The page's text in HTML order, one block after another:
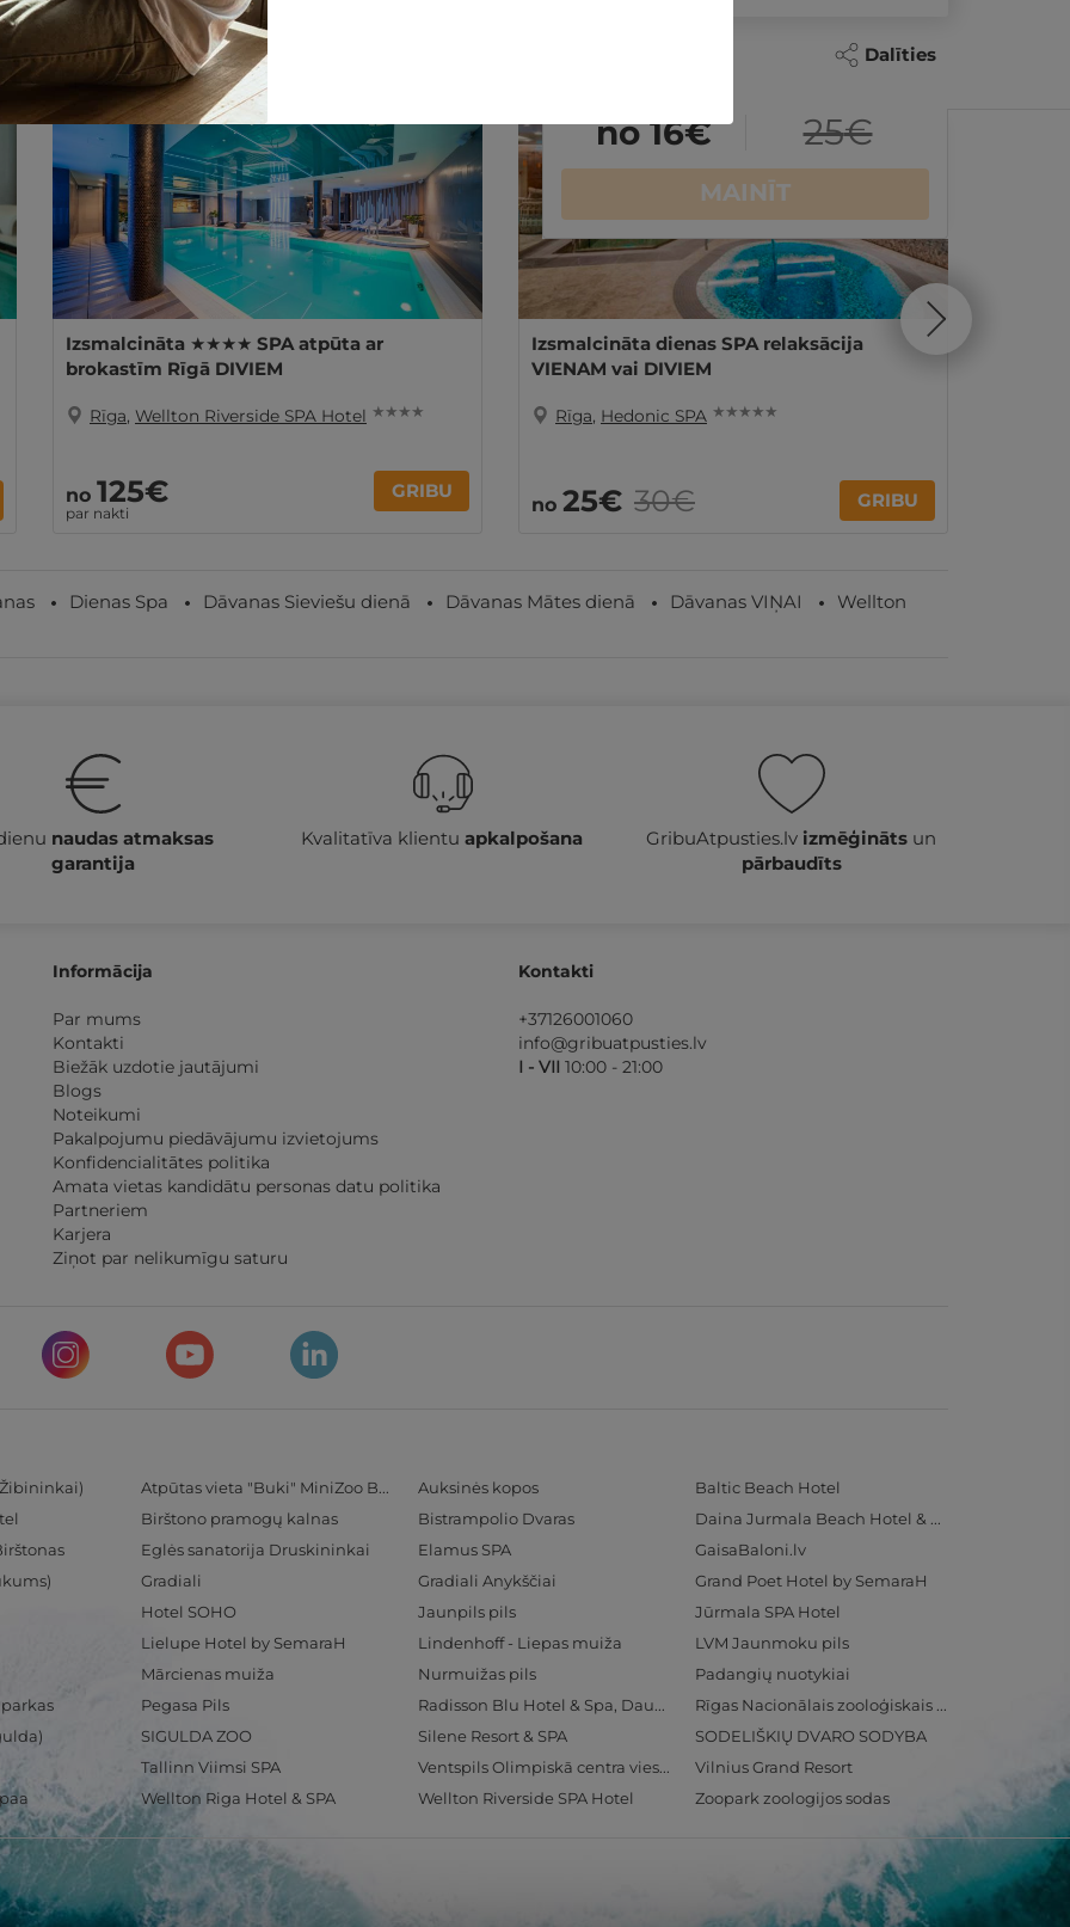
Noteikumi Dalīties
no 16€ 25€
MAINĪT
REZERVĀCIJAinternetā
Izsmalcināta ★★★★ SPA atpūta ar
brokastīm Rīgā DIVIEM
Rīga, Wellton Riverside SPA Hotel ★ ★ ★ ★
no 125€
par nakti
GRIBU
Izsmalcināta dienas SPA relaksācija
VIENAM vai DIVIEM
Rīga, Hedonic SPA ★ ★ ★ ★ ★
no 25€ 30€ GRIBU
Dienas Spa Dāvanas Sieviešu dienā Dāvanas Mātes dienā Dāvanas VIŅAI
Wellton
naudas atmaksas
garantija
Kvalitatīva klientuapkalpošana GribuAtpusties.lv izmēģināts un
pārbaudīts
Informācija
Par mums
Kontakti
Biežāk uzdotie jautājumi
Blogs
Noteikumi
Pakalpojumu piedāvājumu izvietojums
Konfidencialitātes politika
Amata vietas kandidātu personas datu politika
Partneriem
Karjera
Ziņot par nelikumīgu saturu
Kontakti
+37126001060
info@gribuatpusties.lv
I - VII 10:00 - 21:00
Atpūtas vieta "Buki" MiniZoo BUKS Auksinės kopos
Baltic Beach Hotel
Birštono pramogų kalnas Bistrampolio Dvaras
Daina Jurmala Beach Hotel & SPA
Eglės sanatorija Druskininkai Elamus SPA
GaisaBaloni.lv
Gradiali Gradiali Anykščiai
Grand Poet Hotel by SemaraH
Hotel SOHO Jaunpils pils
Jūrmala SPA Hotel
Lielupe Hotel by SemaraH Lindenhoff - Liepas muiža
LVM Jaunmoku pils
Mārcienas muiža Nurmuižas pils
Padangių nuotykiai
Pegasa Pils Radisson Blu Hotel & Spa, Daugava Riga
Rīgas Nacionālais zooloģiskais dārzs
SIGULDA ZOO Silene Resort & SPA
SODELIŠKIŲ DVARO SODYBA
Tallinn Viimsi SPA Ventspils Olimpiskā centra viesnīca
Vilnius Grand Resort
Wellton Riga Hotel & SPA Wellton Riverside SPA Hotel Zoopark zoologijos sodas